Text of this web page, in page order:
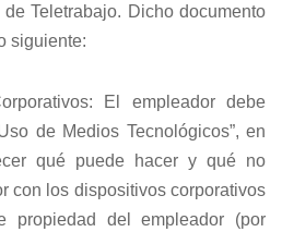
Teletrabajo. Dicho documento
siguiente:
El empleador debe
de Medios Tecnológicos”, en
qué puede hacer y qué no
con los dispositivos corporativos
propiedad del empleador (por